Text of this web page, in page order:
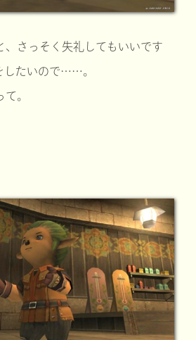
さっそく失礼してもいいです
したいので……。
。